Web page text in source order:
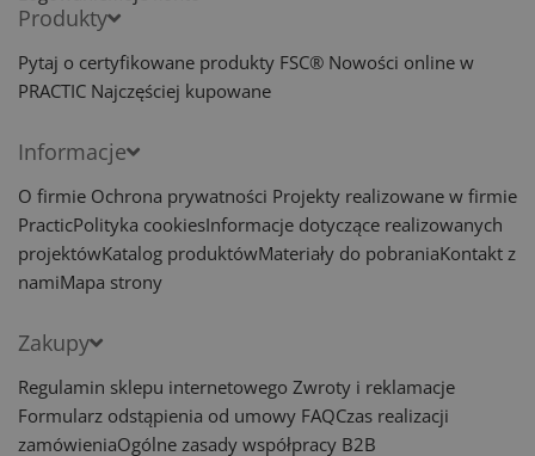
Produkty
Pytaj o certyfikowane produkty FSC® Nowości online w
PRACTIC Najczęściej kupowane
Informacje
O firmie Ochrona prywatności Projekty realizowane w firmie
PracticPolityka cookiesInformacje dotyczące realizowanych
projektówKatalog produktówMateriały do pobraniaKontakt z
namiMapa strony
Zakupy
Regulamin sklepu internetowego Zwroty i reklamacje
Formularz odstąpienia od umowy FAQCzas realizacji
zamówieniaOgólne zasady współpracy B2B